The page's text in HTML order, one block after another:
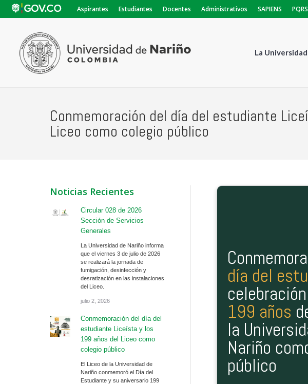
Aspirantes Estudiantes Docentes Administrativos SAPIENS
La Universidad
Conmemoración del día del estudiante
Liceo como colegio público
día del
199 años
la
Nariño
público
Noticias Recientes
Circular 028 de 2026
Sección de Servicios
Generales
La Universidad de Nariño informa
que el viernes 3 de julio de 2026
se realizará la jornada de
fumigación, desinfección y
desratización en las instalaciones
del Liceo.
julio 2, 2026
Conmemoración del día del
estudiante Liceísta y los
199 años del Liceo como
colegio público
El Liceo de la Universidad de
Nariño conmemoró el Día del
Estudiante y su aniversario 199